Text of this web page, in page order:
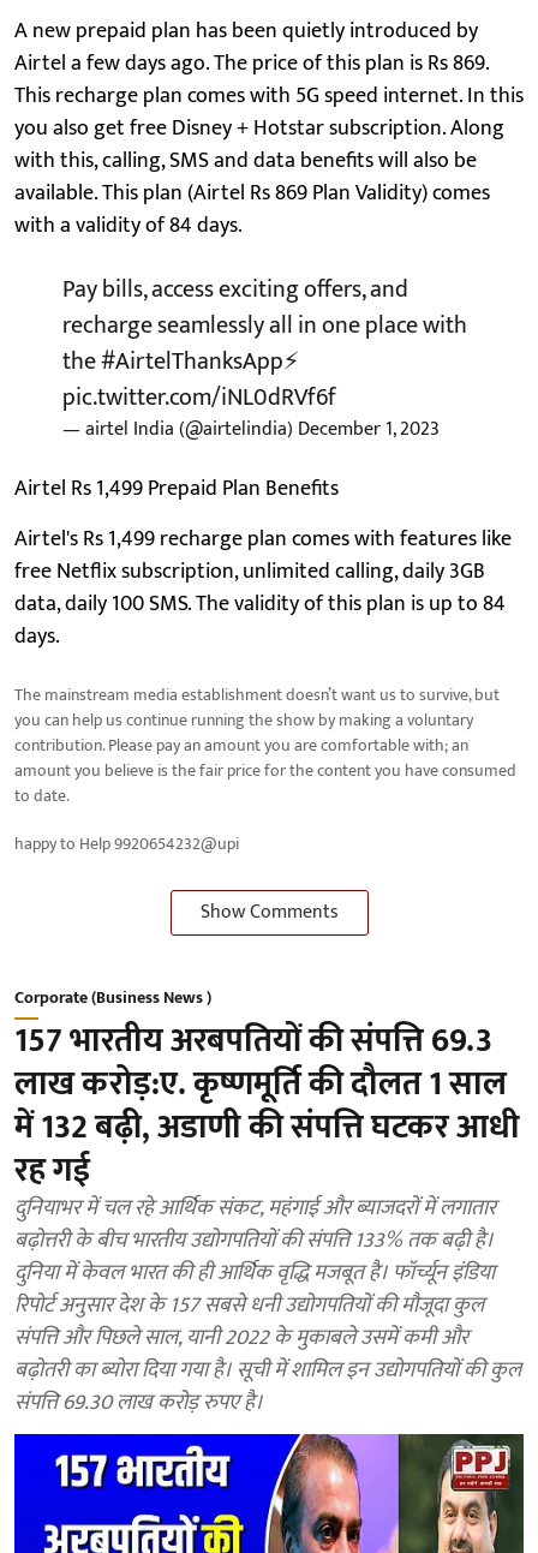
A new prepaid plan has been quietly introduced by
Airtel a few days ago. The price of this plan is Rs 869.
This recharge plan comes with 5G speed internet. In this
you also get free Disney + Hotstar subscription. Along
with this, calling, SMS and data benefits will also be
available. This plan (Airtel Rs 869 Plan Validity) comes
with a validity of 84 days.
Pay bills, access exciting offers, and
recharge seamlessly all in one place with
the#AirtelThanksApp⚡️
pic.twitter.com/iNL0dRVf6f
— airtel India (@airtelindia) December 1, 2023
Airtel Rs 1,499 Prepaid Plan Benefits
Airtel's Rs 1,499 recharge plan comes with features like
free Netflix subscription, unlimited calling, daily 3GB
data, daily 100 SMS. The validity of this plan is up to 84
days.
The mainstream media establishment doesn’t want us to survive, but
you can help us continue running the show by making a voluntary
contribution. Please pay an amount you are comfortable with; an
amount you believe is the fair price for the content you have consumed
to date.
happy to Help 9920654232@upi
Show Comments
Corporate (Business News )
157 भारतीय अरबपतियों की संपत्ति 69.3
लाख करोड़:ए. कृष्णमूर्ति की दौलत 1 साल
में 132 बढ़ी, अडाणी की संपत्ति घटकर आधी
रह गई
दुनियाभर में चल रहे आर्थिक संकट, महंगाई और ब्याजदरों में लगातार
बढ़ोत्तरी के बीच भारतीय उद्योगपतियों की संपत्ति 133% तक बढ़ी है।
दुनिया में केवल भारत की ही आर्थिक वृद्धि मजबूत है। फॉर्च्यून इंडिया
रिपोर्ट अनुसार देश के 157 सबसे धनी उद्योगपतियों की मौजूदा कुल
संपत्ति और पिछले साल, यानी 2022 के मुकाबले उसमें कमी और
बढ़ोतरी का ब्योरा दिया गया है। सूची में शामिल इन उद्योगपतियों की कुल
संपत्ति 69.30 लाख करोड़ रुपए है।